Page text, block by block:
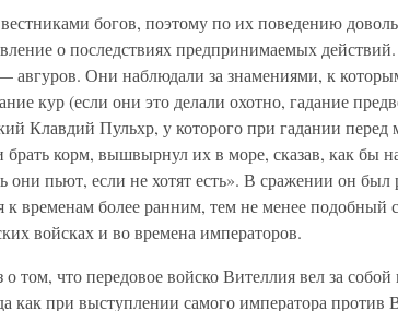
богов, поэтому по их поведению
о последствиях предпринимаемых
авгуров. Они наблюдали за знамениями, к
кур (если они это делали охотно, гадание
Клавдий Пульхр, у которого при гадании перед
брать корм, вышвырнул их в море, сказав, как бы
они пьют, если не хотят есть». В сражении он был
к временам более ранним, тем не менее подобный
войсках и во времена императоров.
о том, что передовое войско Вителлия вел за
как при выступлении самого императора против